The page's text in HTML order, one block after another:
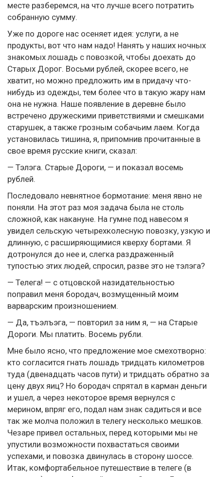
месте разберемся, на что лучше всего потратить
собранную сумму.
Уже по дороге нас осеняет идея: услуги, а не
продукты, вот что нам надо! Нанять у наших ночных
знакомых лошадь с повозкой, чтобы доехать до
Старых Дорог. Восьми рублей, скорее всего, не
хватит, но можно предложить им в придачу что-
нибудь из одежды, тем более что в такую жару нам
она не нужна. Наше появление в деревне было
встречено дружескими приветствиями и смешками
старушек, а также грозным собачьим лаем. Когда
установилась тишина, я, припомнив прочитанные в
свое время русские книги, сказал:
— Тэлэга. Старые Дороги, — и показал восемь
рублей.
Последовало невнятное бормотание: меня явно не
поняли. На этот раз моя задача была не столь
сложной, как накануне. На гумне под навесом я
увидел сельскую четырехколесную повозку, узкую и
длинную, с расширяющимися кверху бортами. Я
дотронулся до нее и, слегка раздраженный
тупостью этих людей, спросил, разве это не тэлэга?
— Телега! — с отцовской назидательностью
поправил меня бородач, возмущенный моим
варварским произношением.
— Да, тъэлъэга, — повторил за ним я, — на Старые
Дороги. Мы платить. Восемь рубли.
Мне было ясно, что предложение мое смехотворно:
кто согласится гнать лошадь тридцать километров
туда (двенадцать часов пути) и тридцать обратно за
цену двух яиц? Но бородач спрятал в карман деньги
и ушел, а через некоторое время вернулся с
мерином, впряг его, подал нам знак садиться и все
так же молча положил в телегу несколько мешков.
Чезаре привел остальных, перед которыми мы не
упустили возможности похвастаться своими
успехами, и повозка двинулась в сторону шоссе.
Итак, комфортабельное путешествие в телеге (в